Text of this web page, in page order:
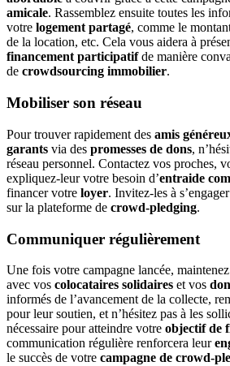
amicale. Rassemblez ensuite toutes les
votre logement partagé, comme le
de la location, etc. Cela vous aidera à
financement participatifde manière
de crowdsourcing immobilier.
Mobiliser son réseau
Pour trouver rapidement des amis
garants via des promesses de dons,
réseau personnel. Contactez vos proches,
expliquez-leur votre besoin d’entraide
financer votre loyer. Invitez-les à
sur la plateforme de crowd-pledging.
Communiquer régulièrement
Une fois votre campagne lancée,
avec vos colocataires solidaires et vos
informés de l’avancement de la collecte,
pour leur soutien, et n’hésitez pas à les
nécessaire pour atteindre votre objectif de
communication régulière renforcera leur
le succès de votre campagne de crowd-